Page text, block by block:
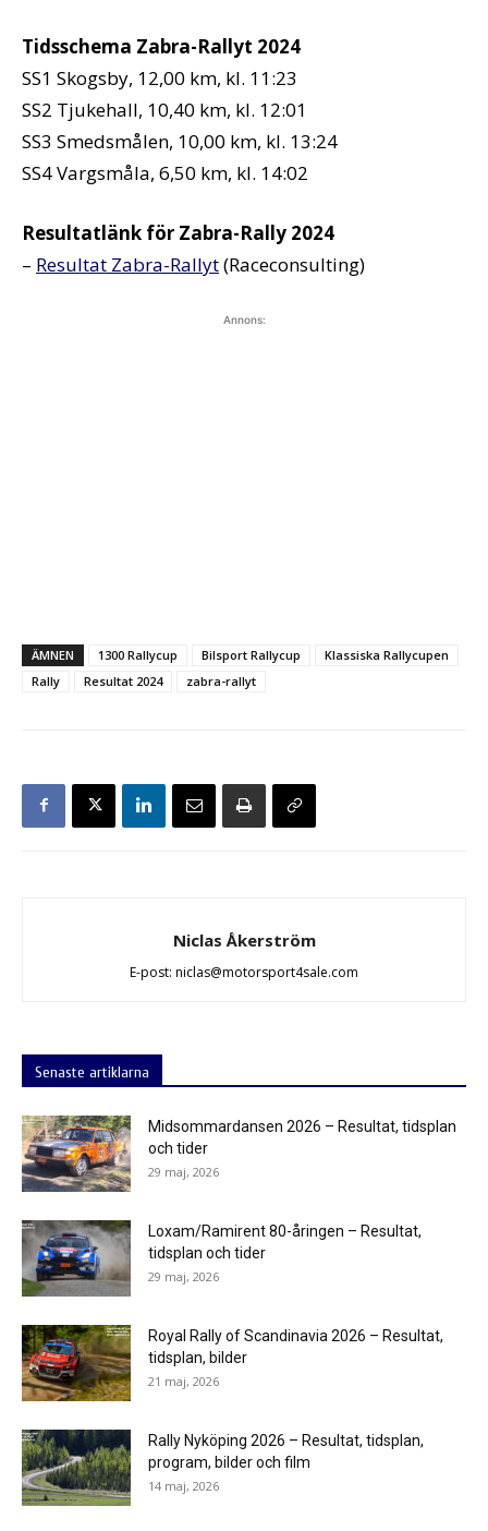
Tidsschema Zabra-Rallyt 2024
SS1 Skogsby, 12,00 km, kl. 11:23
SS2 Tjukehall, 10,40 km, kl. 12:01
SS3 Smedsmålen, 10,00 km, kl. 13:24
SS4 Vargsmåla, 6,50 km, kl. 14:02
Resultatlänk för Zabra-Rally 2024
– Resultat Zabra-Rallyt(Raceconsulting)
Annons:
ÄMNEN 1300 Rallycup Bilsport Rallycup
Klassiska Rallycupen
Rally
Resultat 2024 zabra-rallyt
Niclas Åkerström
E-post: niclas@motorsport4sale.com
Senaste artiklarna
Midsommardansen 2026 – Resultat, tidsplan
och tider
29 maj, 2026
Loxam/Ramirent 80-åringen – Resultat,
tidsplan och tider
29 maj, 2026
Royal Rally of Scandinavia 2026 – Resultat,
tidsplan, bilder
21 maj, 2026
Rally Nyköping 2026 – Resultat, tidsplan,
program, bilder och film
14 maj, 2026